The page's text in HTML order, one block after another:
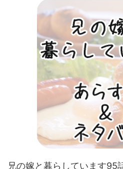
兄の嫁と暮らしています95